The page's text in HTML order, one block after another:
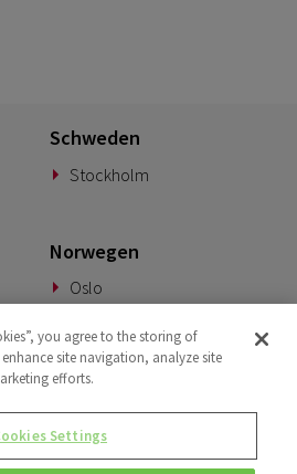
Schweden
Stockholm
Norwegen
Oslo
Slowakei
Banská Bystrica
Vereinigtes Königreich
London
you agree to the storing of
site navigation, analyze site
efforts.
Settings